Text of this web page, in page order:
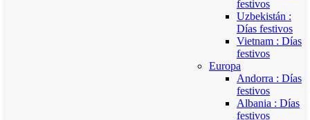
festivos
Uzbekistán :
Días festivos
Vietnam : Días
festivos
Europa
Andorra : Días
festivos
Albania : Días
festivos